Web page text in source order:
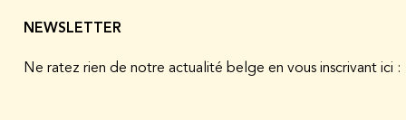
NEWSLETTER
Ne ratez rien de notre actualité belge en vous inscrivant ici :